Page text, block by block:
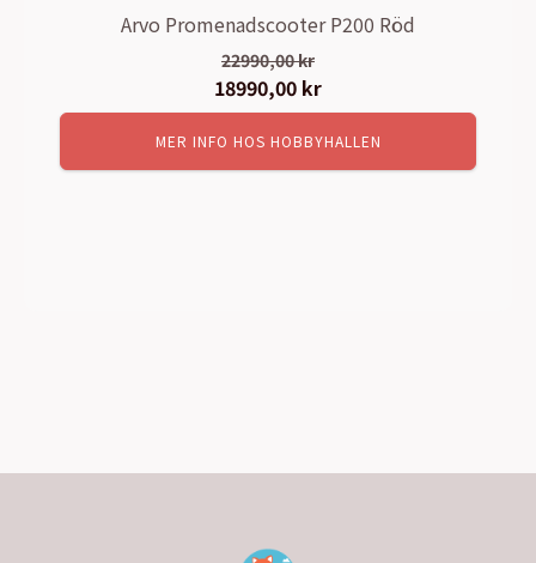
Arvo Promenadscooter P200 Röd
22990,00kr
Det
ursprungliga
priset
var:
18990,00 kr
nuvarande
priset
är:
MER INFO HOS HOBBYHALLEN